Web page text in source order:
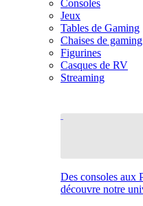
Consoles
Jeux
Tables de Gaming
Chaises de gaming
Figurines
Casques de RV
Streaming
Des consoles aux
découvre notre